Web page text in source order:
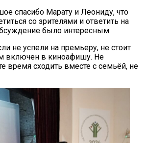
спасибо Марату и Леониду, что
со зрителями и ответить на
было интересным.
не успели на премьеру, не стоит
включен в киноафишу. Не
время сходить вместе с семьёй, не